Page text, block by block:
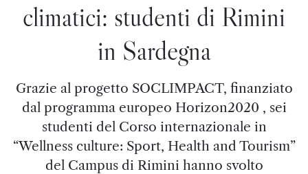
climatici: studenti di Rimini
in Sardegna
Grazie al progetto SOCLIMPACT, finanziato
dal programma europeo Horizon2020 , sei
studenti del Corso internazionale in
“Wellness culture: Sport, Health and Tourism”
del Campus di Rimini hanno svolto